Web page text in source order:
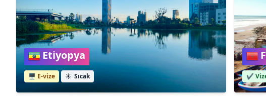
Etiyopya
🖥️ E-vize ☀️ Sıcak ✔️